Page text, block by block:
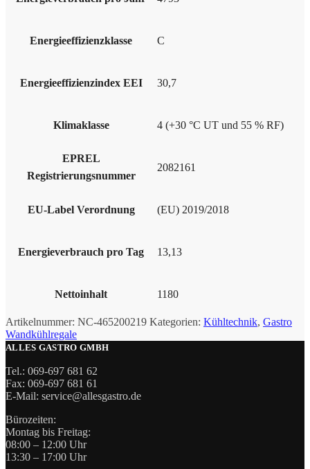
Energieeffizienzklasse C
Energieeffizienzindex EEI 30,7
Klimaklasse 4 (+30 °C UT und 55 % RF)
EPREL
Registrierungsnummer
2082161
EU-Label Verordnung (EU) 2019/2018
Energieverbrauch pro Tag 13,13
Nettoinhalt 1180
Artikelnummer: NC-465200219 Kategorien: Kühltechnik, Gastro
Wandkühlregale
ALLES GASTRO GMBH
Tel.: 069-697 681 62
Fax: 069-697 681 61
E-Mail: service@allesgastro.de
Bürozeiten:
Montag bis Freitag:
08:00 – 12:00 Uhr
13:30 – 17:00 Uhr